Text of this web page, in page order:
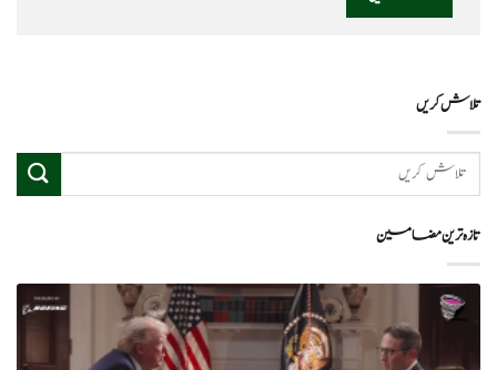
تلاش کریں
تازہ ترین مضامین